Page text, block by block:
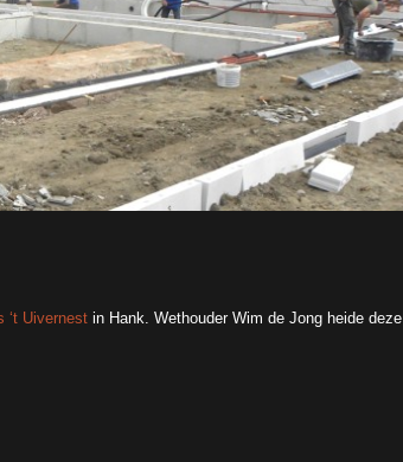
‘t Uivernest in Hank. Wethouder Wim de Jong heide deze